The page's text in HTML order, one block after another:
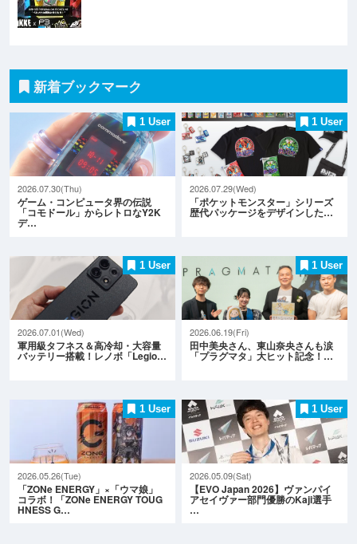
新着ブックマーク
1 User
2026.07.30(Thu)
ゲーム・コンピュータ界の伝説
「コモドール」からレトロなY2K
デ…
1 User
2026.07.29(Wed)
「ポケットモンスター」シリーズ
歴代パッケージをデザインした…
1 User
2026.07.01(Wed)
軍用級タフネス＆高冷却・大容量
バッテリー搭載！レノボ「Legio…
1 User
2026.06.19(Fri)
田中美央さん、東山奈央さんも涙
「プラグマタ」大ヒット記念！…
1 User
2026.05.26(Tue)
「ZONe ENERGY」×「ウマ娘」
コラボ！「ZONe ENERGY TOUG
HNESS G…
1 User
2026.05.09(Sat)
【EVO Japan 2026】ヴァンパイ
アセイヴァー部門優勝のKaji選手
…